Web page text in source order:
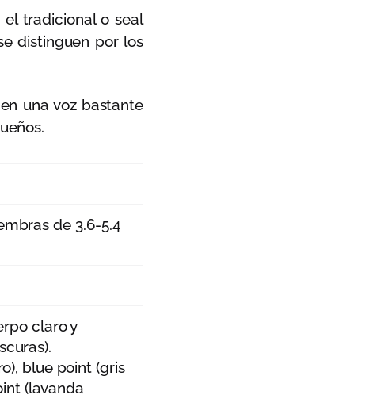
tradicional o seal
distinguen por los
una voz bastante
de 3.6-5.4
claro y
blue point (gris
(lavanda